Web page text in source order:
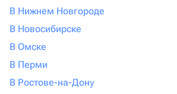
В Нижнем Новгороде
В Новосибирске
В Омске
В Перми
В Ростове-на-Дону